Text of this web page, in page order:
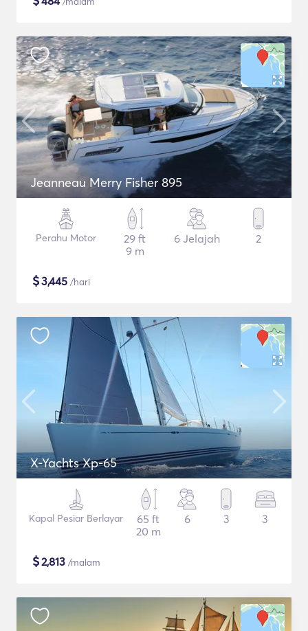
Jeanneau Merry Fisher 895
Perahu Motor
29 ft
9 m
6 Jelajah 2
$3,445 /hari
X-Yachts Xp-65
Kapal Pesiar Berlayar
65 ft
20 m
6 3 3
$2,813 /malam